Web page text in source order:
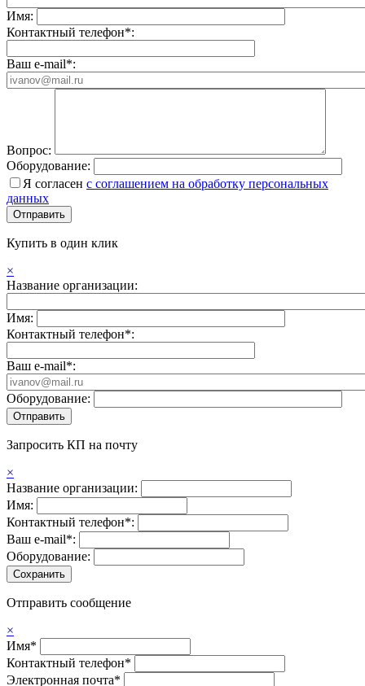
Имя:
Контактный телефон*:
Ваш e-mail*:
Вопрос:
Оборудование:
Я согласен с соглашением на обработку персональных
данных
Купить в один клик
×
Название организации:
Имя:
Контактный телефон*:
Ваш e-mail*:
Оборудование:
Запросить КП на почту
×
Название организации:
Имя:
Контактный телефон*:
Ваш e-mail*:
Оборудование:
Отправить сообщение
×
Имя*
Контактный телефон*
Электронная почта*